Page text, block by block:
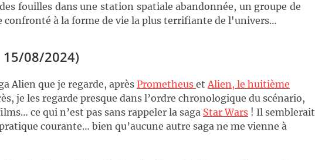
fouilles dans une station spatiale abandonnée, un groupe de
confronté à la forme de vie la plus terrifiante de l'univers…
15/08/2024)
Alien que je regarde, après Prometheus etAlien, le huitième
je les regarde presque dans l’ordre chronologique du scénario,
ce qui n’est pas sans rappeler la saga Star Wars ! Il semblerait
courante… bien qu’aucune autre saga ne me vienne à